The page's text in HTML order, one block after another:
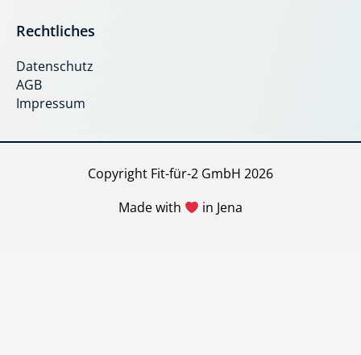
c
e
b
o
o
s
t
a
g
r
a
m
Rechtliches
Datenschutz
AGB
Impressum
Copyright Fit-für-2 GmbH 2026
Made with
in Jena